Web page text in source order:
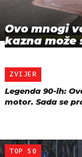
Ovo mnogi
kazna može
ZVIJER
Legenda 90-ih:
motor. Sada se
TOP 50